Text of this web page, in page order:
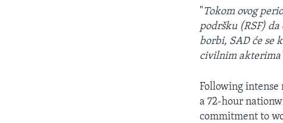
"Tokom ovog
podršku (RSF)
borbi, SAD će se
civilnim
Following intense
a 72-hour
commitment to